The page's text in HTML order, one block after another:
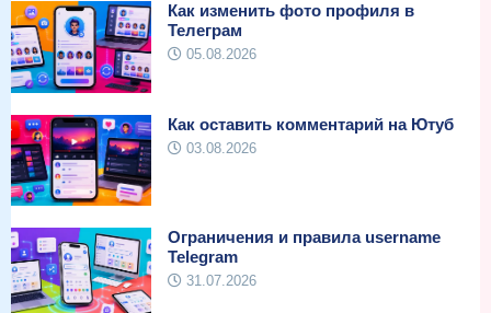
Как изменить фото профиля в
Телеграм
05.08.2026
Как оставить комментарий на Ютуб
03.08.2026
Ограничения и правила username
Telegram
31.07.2026